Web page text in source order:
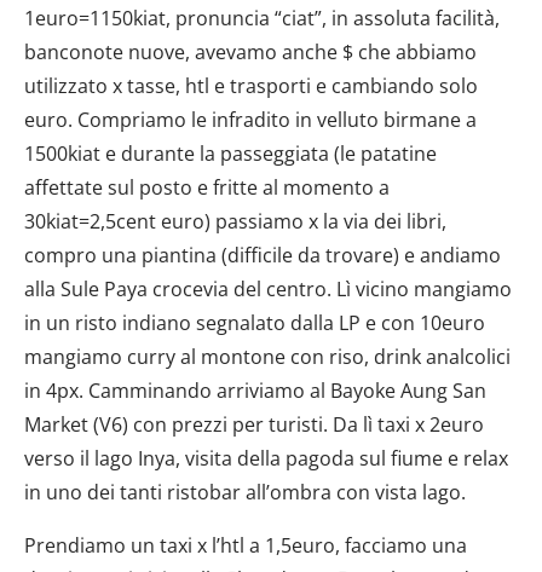
1euro=1150kiat, pronuncia “ciat”, in assoluta facilità,
banconote nuove, avevamo anche $ che abbiamo
utilizzato x tasse, htl e trasporti e cambiando solo
euro. Compriamo le infradito in velluto birmane a
1500kiat e durante la passeggiata (le patatine
affettate sul posto e fritte al momento a
30kiat=2,5cent euro) passiamo x la via dei libri,
compro una piantina (difficile da trovare) e andiamo
alla Sule Paya crocevia del centro. Lì vicino mangiamo
in un risto indiano segnalato dalla LP e con 10euro
mangiamo curry al montone con riso, drink analcolici
in 4px. Camminando arriviamo al Bayoke Aung San
Market (V6) con prezzi per turisti. Da lì taxi x 2euro
verso il lago Inya, visita della pagoda sul fiume e relax
in uno dei tanti ristobar all’ombra con vista lago.
Prendiamo un taxi x l’htl a 1,5euro, facciamo una